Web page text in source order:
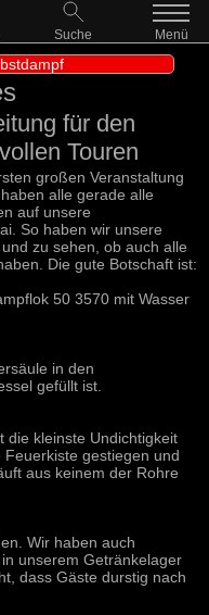
Suche Menü
für den
Touren
großen Veranstaltung
alle gerade alle
auf unsere
So haben wir unsere
zu sehen, ob auch alle
Die gute Botschaft ist:
50 3570 mit Wasser
in den
gefüllt ist.
die kleinste Undichtigkeit
gestiegen und
aus keinem der Rohre
Wir haben auch
unserem Getränkelager
dass Gäste durstig nach